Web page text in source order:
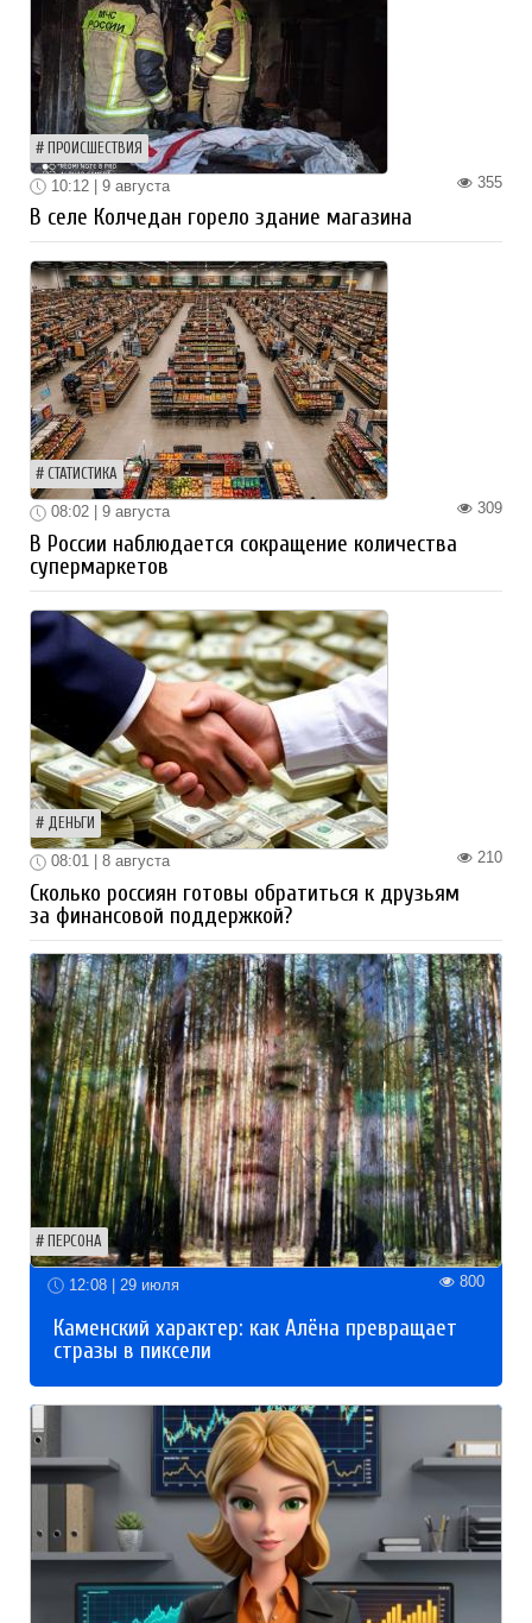
ПРОИСШЕСТВИЯ
355
10:12 | 9 августа
В селе Колчедан горело здание магазина
СТАТИСТИКА
309
08:02 | 9 августа
В России наблюдается сокращение количества
супермаркетов
ДЕНЬГИ
210
08:01 | 8 августа
Сколько россиян готовы обратиться к друзьям
за финансовой поддержкой?
ПЕРСОНА
12:08 | 29 июля 800
Каменский характер: как Алёна превращает
стразы в пиксели